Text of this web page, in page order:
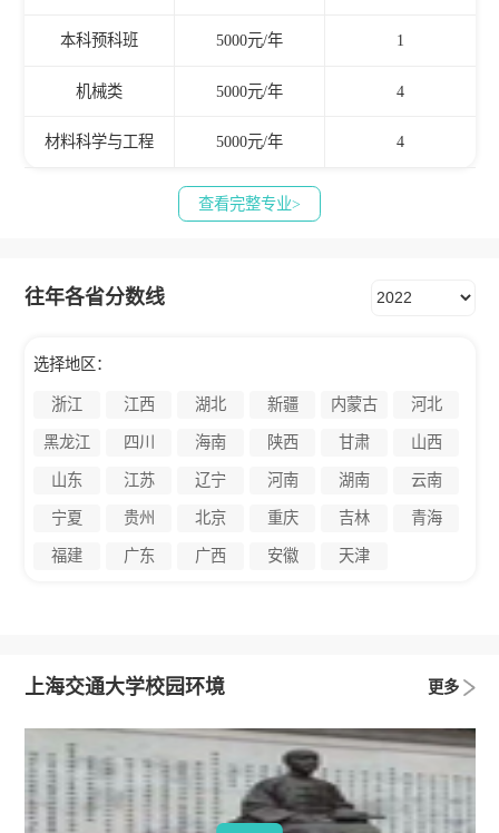
本科预科班 5000元/年 1
机械类 5000元/年 4
材料科学与工程 5000元/年 4
查看完整专业>
往年各省分数线
选择地区：
浙江 江西 湖北 新疆 内蒙古 河北
黑龙江 四川 海南 陕西 甘肃 山西
山东 江苏 辽宁 河南 湖南 云南
宁夏 贵州 北京 重庆 吉林 青海
福建 广东 广西 安徽 天津
上海交通大学校园环境 更多